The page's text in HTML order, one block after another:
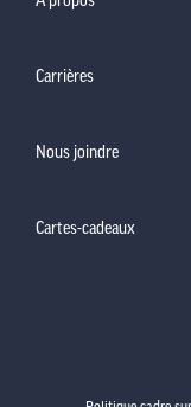
Carrières
Nous joindre
Cartes-cadeaux